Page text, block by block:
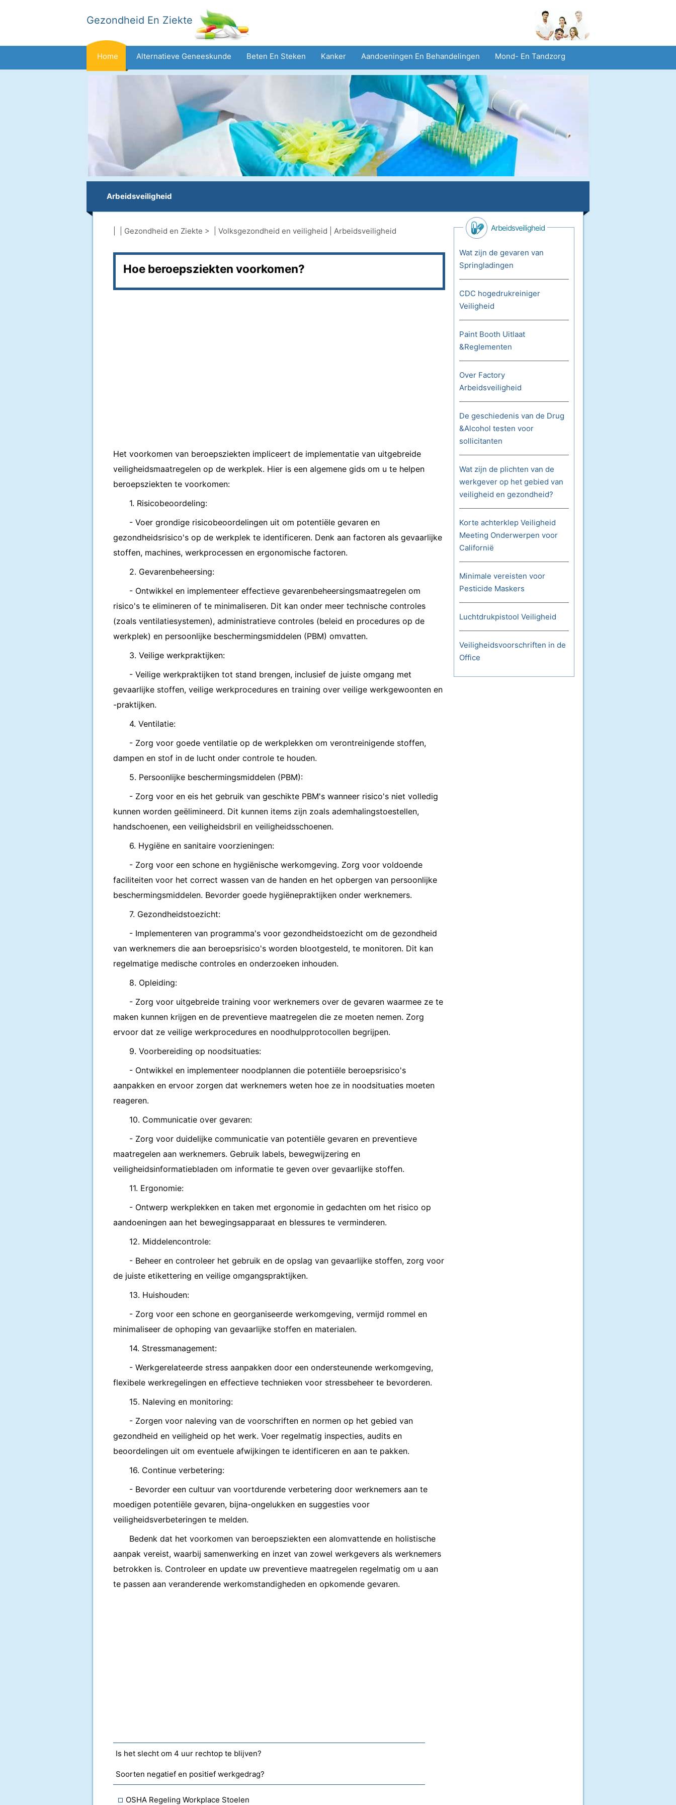
Gezondheid En Ziekte
Home Alternatieve Geneeskunde Beten En Steken Kanker Aandoeningen En Behandelingen Mond- En Tandzorg
Gezinsgezondheid Geestelijke Gezondheid Volksgezondheid En Veiligheid
Arbeidsveiligheid
Gezondheid en Ziekte > | Volksgezondheid en veiligheid Arbeidsveiligheid
Hoe beroepsziekten voorkomen?
Het voorkomen van beroepsziekten impliceert de implementatie van uitgebreide
veiligheidsmaatregelen op de werkplek. Hier is een algemene gids om u te helpen
beroepsziekten te voorkomen:
1. Risicobeoordeling:
- Voer grondige risicobeoordelingen uit om potentiële gevaren en
gezondheidsrisico's op de werkplek te identificeren. Denk aan factoren als gevaarlijke
stoffen, machines, werkprocessen en ergonomische factoren.
2. Gevarenbeheersing:
- Ontwikkel en implementeer effectieve gevarenbeheersingsmaatregelen om
risico's te elimineren of te minimaliseren. Dit kan onder meer technische controles
(zoals ventilatiesystemen), administratieve controles (beleid en procedures op de
werkplek) en persoonlijke beschermingsmiddelen (PBM) omvatten.
3. Veilige werkpraktijken:
- Veilige werkpraktijken tot stand brengen, inclusief de juiste omgang met
gevaarlijke stoffen, veilige werkprocedures en training over veilige werkgewoonten en
-praktijken.
4. Ventilatie:
- Zorg voor goede ventilatie op de werkplekken om verontreinigende stoffen,
dampen en stof in de lucht onder controle te houden.
5. Persoonlijke beschermingsmiddelen (PBM):
- Zorg voor en eis het gebruik van geschikte PBM's wanneer risico's niet volledig
kunnen worden geëlimineerd. Dit kunnen items zijn zoals ademhalingstoestellen,
handschoenen, een veiligheidsbril en veiligheidsschoenen.
6. Hygiëne en sanitaire voorzieningen:
- Zorg voor een schone en hygiënische werkomgeving. Zorg voor voldoende
faciliteiten voor het correct wassen van de handen en het opbergen van persoonlijke
beschermingsmiddelen. Bevorder goede hygiënepraktijken onder werknemers.
7. Gezondheidstoezicht:
- Implementeren van programma's voor gezondheidstoezicht om de gezondheid
van werknemers die aan beroepsrisico's worden blootgesteld, te monitoren. Dit kan
regelmatige medische controles en onderzoeken inhouden.
8. Opleiding:
- Zorg voor uitgebreide training voor werknemers over de gevaren waarmee ze te
maken kunnen krijgen en de preventieve maatregelen die ze moeten nemen. Zorg
ervoor dat ze veilige werkprocedures en noodhulpprotocollen begrijpen.
9. Voorbereiding op noodsituaties:
- Ontwikkel en implementeer noodplannen die potentiële beroepsrisico's
aanpakken en ervoor zorgen dat werknemers weten hoe ze in noodsituaties moeten
reageren.
10. Communicatie over gevaren:
- Zorg voor duidelijke communicatie van potentiële gevaren en preventieve
maatregelen aan werknemers. Gebruik labels, bewegwijzering en
veiligheidsinformatiebladen om informatie te geven over gevaarlijke stoffen.
11. Ergonomie:
- Ontwerp werkplekken en taken met ergonomie in gedachten om het risico op
aandoeningen aan het bewegingsapparaat en blessures te verminderen.
12. Middelencontrole:
- Beheer en controleer het gebruik en de opslag van gevaarlijke stoffen, zorg voor
de juiste etikettering en veilige omgangspraktijken.
13. Huishouden:
- Zorg voor een schone en georganiseerde werkomgeving, vermijd rommel en
minimaliseer de ophoping van gevaarlijke stoffen en materialen.
14. Stressmanagement:
- Werkgerelateerde stress aanpakken door een ondersteunende werkomgeving,
flexibele werkregelingen en effectieve technieken voor stressbeheer te bevorderen.
15. Naleving en monitoring:
- Zorgen voor naleving van de voorschriften en normen op het gebied van
gezondheid en veiligheid op het werk. Voer regelmatig inspecties, audits en
beoordelingen uit om eventuele afwijkingen te identificeren en aan te pakken.
16. Continue verbetering:
- Bevorder een cultuur van voortdurende verbetering door werknemers aan te
moedigen potentiële gevaren, bijna-ongelukken en suggesties voor
veiligheidsverbeteringen te melden.
Bedenk dat het voorkomen van beroepsziekten een alomvattende en holistische
aanpak vereist, waarbij samenwerking en inzet van zowel werkgevers als werknemers
betrokken is. Controleer en update uw preventieve maatregelen regelmatig om u aan
te passen aan veranderende werkomstandigheden en opkomende gevaren.
Is het slecht om 4 uur rechtop te blijven?
Soorten negatief en positief werkgedrag?
OSHA Regeling Workplace Stoelen
Arbeidsveiligheid
Wat zijn de gevaren van
Springladingen
CDC hogedrukreiniger
Veiligheid
Paint Booth Uitlaat
&Reglementen
Over Factory
Arbeidsveiligheid
De geschiedenis van de Drug
&Alcohol testen voor
sollicitanten
Wat zijn de plichten van de
werkgever op het gebied van
veiligheid en gezondheid?
Korte achterklep Veiligheid
Meeting Onderwerpen voor
Californië
Minimale vereisten voor
Pesticide Maskers
Luchtdrukpistool Veiligheid
Veiligheidsvoorschriften in de
Office